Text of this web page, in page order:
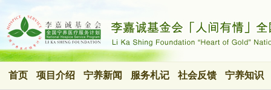
首页 项目介绍 宁养新闻 服务札记 社会反馈 宁养知识